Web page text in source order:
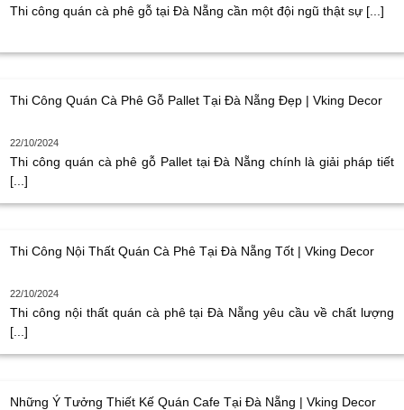
Thi công quán cà phê gỗ tại Đà Nẵng cần một đội ngũ thật sự [...]
Thi Công Quán Cà Phê Gỗ Pallet Tại Đà Nẵng Đẹp | Vking Decor
22/10/2024
Thi công quán cà phê gỗ Pallet tại Đà Nẵng chính là giải pháp tiết
[...]
Thi Công Nội Thất Quán Cà Phê Tại Đà Nẵng Tốt | Vking Decor
22/10/2024
Thi công nội thất quán cà phê tại Đà Nẵng yêu cầu về chất lượng
[...]
Những Ý Tưởng Thiết Kế Quán Cafe Tại Đà Nẵng | Vking Decor